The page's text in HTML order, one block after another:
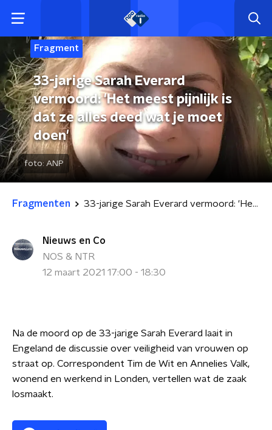
Fragment
33-jarige Sarah Everard
vermoord: 'Het meest pijnlijk is
dat ze alles deed wat je moet
doen'
foto: ANP
Fragmenten 33-jarige Sarah Everard vermoord: 'Het meest pijnlijk is dat ze alles deed wat je moet doen'
Nieuws en Co
NOS & NTR
12 maart 2021 17:00 - 18:30
Na de moord op de 33-jarige Sarah Everard laait in
Engeland de discussie over veiligheid van vrouwen op
straat op. Correspondent Tim de Wit en Annelies Valk,
wonend en werkend in Londen, vertellen wat de zaak
losmaakt.